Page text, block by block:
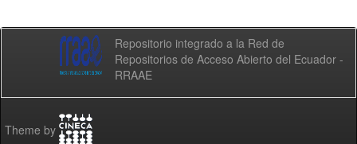
Repositorio integrado a la Red de
Repositorios de Acceso Abierto del Ecuador -
RRAAE
Theme by